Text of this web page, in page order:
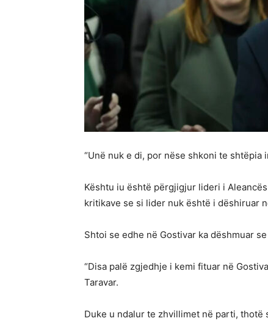
“Unë nuk e di, por nëse shkoni te shtëpia
Kështu iu është përgjigjur lideri i
kritikave se si lider nuk është i dëshiruar
Shtoi se edhe në Gostivar ka dëshmuar
“Disa palë zgjedhje i kemi fituar në
Taravar.
Duke u ndalur te zhvillimet në parti,